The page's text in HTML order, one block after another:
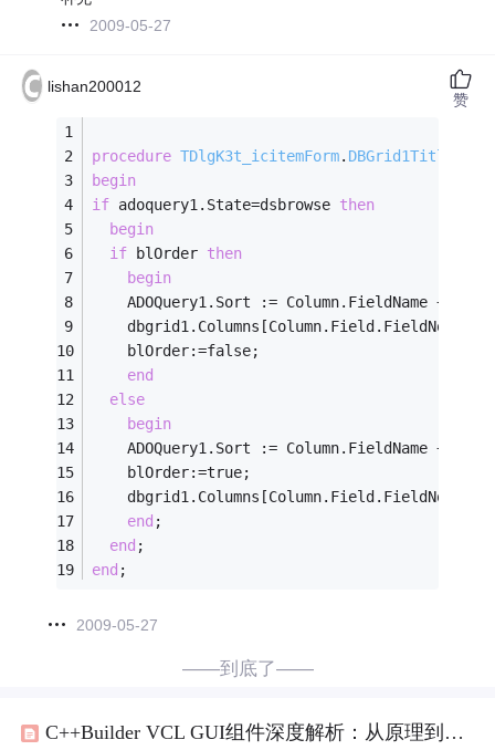
2009-05-27
lishan200012
procedure TDlgK3t_icitemForm.
begin
if adoquery1.State=dsbrowse then
begin
if blOrder then
begin
    ADOQuery1.Sort := Column.FieldName +
    dbgrid1.Columns[Column.Field.FieldNo-
    blOrder:=false;
end
else
begin
    ADOQuery1.Sort := Column.FieldName +
    blOrder:=true;
    dbgrid1.Columns[Column.Field.FieldNo-
end ;
end ;
end ;
2009-05-27
赞
——到底了——
C++Builder VCL GUI组件深度解析：从原理到高级应用实践